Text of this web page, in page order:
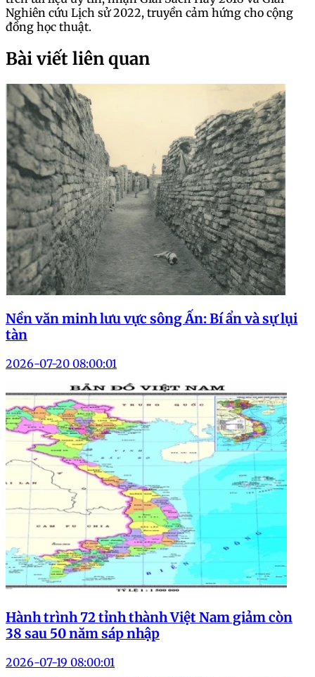
Nghiên cứu Lịch sử 2022, truyền cảm hứng cho cộng
đồng học thuật.
Bài viết liên quan
Nền văn minh lưu vực sông Ấn: Bí ẩn và sự lụi
tàn
2026-07-20 08:00:01
Hành trình 72 tỉnh thành Việt Nam giảm còn
38 sau 50 năm sáp nhập
2026-07-19 08:00:01